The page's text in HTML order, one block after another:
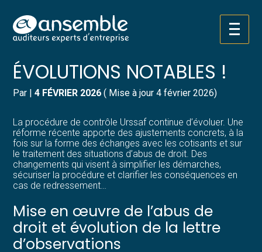
Aller
au
Créer et reprendre une activité
Gérer votre quotidien
Piloter votre entreprise
Développer votre entreprise
Construire votre patrimoine
Structurer votre croissance
Être prêt pour la facturation
électronique
Pilotez votre gestion
Suivre votre comptabilité
Gérer vos ressources humaines
Dématérialiser vos documents
CONTRÔLE URSSAF : DES
ÉVOLUTIONS NOTABLES !
Par |4 FÉVRIER 2026 ( Mise à jour 4 février 2026)
La procédure de contrôle Urssaf continue d’évoluer. Une
réforme récente apporte des ajustements concrets, à la
fois sur la forme des échanges avec les cotisants et sur
le traitement des situations d’abus de droit. Des
changements qui visent à simplifier les démarches,
sécuriser la procédure et clarifier les conséquences en
cas de redressement…
Mise en œuvre de l’abus de
droit et évolution de la lettre
d’observations